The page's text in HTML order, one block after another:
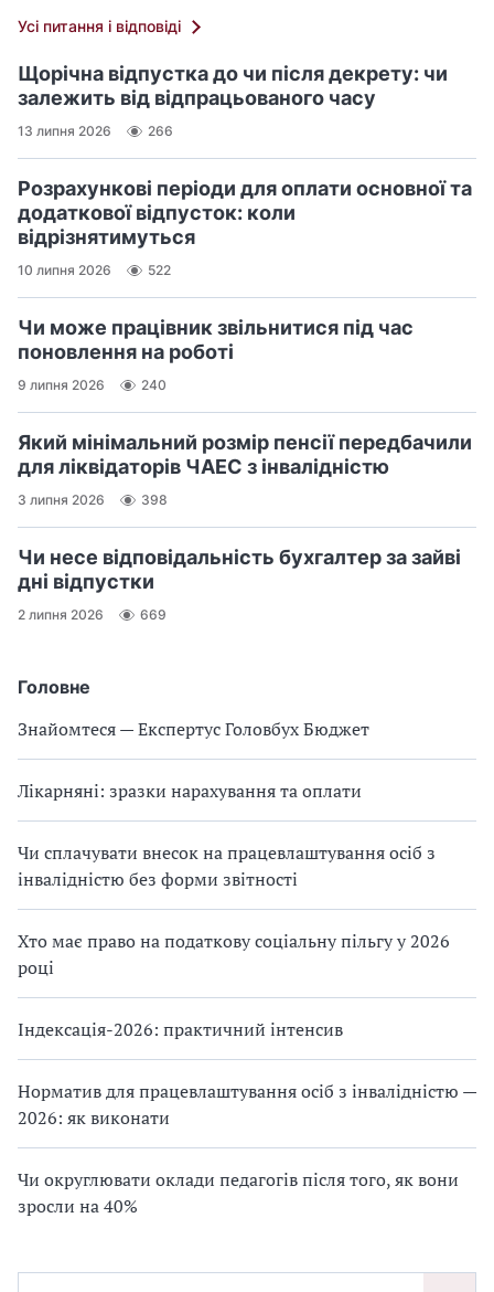
Головне
Знайомтеся — Експертус Головбух Бюджет
Лікарняні: зразки нарахування та оплати
Чи сплачувати внесок на працевлаштування осіб з
інвалідністю без форми звітності
Хто має право на податкову соціальну пільгу у 2026
році
Індексація-2026: практичний інтенсив
Норматив для працевлаштування осіб з інвалідністю —
2026: як виконати
Чи округлювати оклади педагогів після того, як вони
зросли на 40%
Усі питання і відповіді
Щорічна відпустка до чи після декрету: чи
залежить від відпрацьованого часу
13 липня 2026 266
Розрахункові періоди для оплати основної та
додаткової відпусток: коли
відрізнятимуться
10 липня 2026 522
Чи може працівник звільнитися під час
поновлення на роботі
9 липня 2026 240
Який мінімальний розмір пенсії передбачили
для ліквідаторів ЧАЕС з інвалідністю
3 липня 2026 398
Чи несе відповідальність бухгалтер за зайві
дні відпустки
2 липня 2026 669